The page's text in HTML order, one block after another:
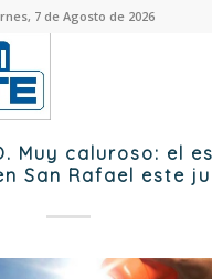
7 de Agosto de 2026
Muy caluroso: el
San Rafael este